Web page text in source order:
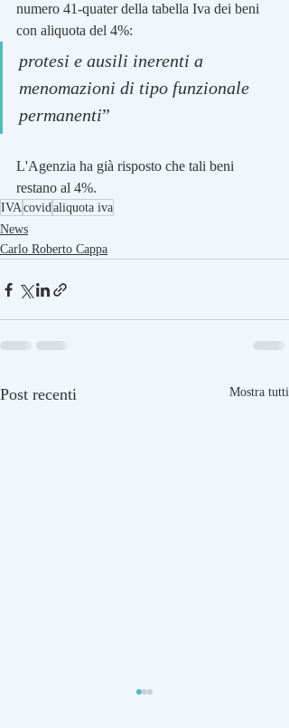
numero 41-quater della tabella Iva dei beni
con aliquota del 4%:
protesi e ausili inerenti a
menomazioni di tipo funzionale
permanenti”
L'Agenzia ha già risposto che tali beni
restano al 4%.
IVAcovidaliquota iva
News
Carlo Roberto Cappa
Post recenti Mostra tutti